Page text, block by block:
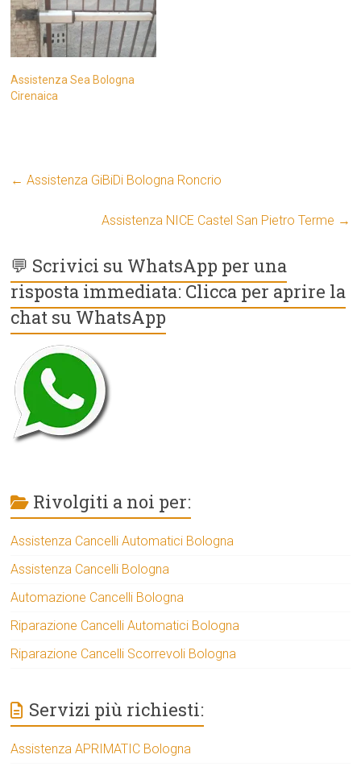
Assistenza Sea Bologna
Cirenaica
← Assistenza GiBiDi Bologna Roncrio
Assistenza NICE Castel San Pietro Terme →
💬 Scrivici su WhatsApp per una
risposta immediata: Clicca per aprire la
chat su WhatsApp
Rivolgiti a noi per:
Assistenza Cancelli Automatici Bologna
Assistenza Cancelli Bologna
Automazione Cancelli Bologna
Riparazione Cancelli Automatici Bologna
Riparazione Cancelli Scorrevoli Bologna
Servizi più richiesti:
Assistenza APRIMATIC Bologna